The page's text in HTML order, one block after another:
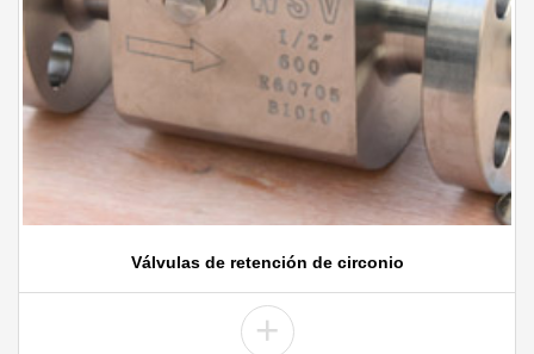
Válvulas de retención de circonio
+